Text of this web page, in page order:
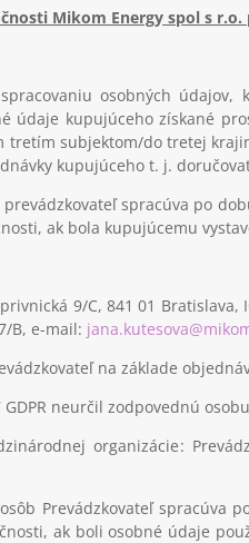
Mikom Energy spol s
osobných
údaje kupujúceho získané
tretím subjektom/do tretej
kupujúceho t. j.
spracúva po
ak bola kupujúcemu
9/C, 841 01 Bratislava,
B, e-mail:
na základe
neurčil zodpovednú osobu
organizácie:
Prevádzkovateľ spracúva
ak boli osobné údaje